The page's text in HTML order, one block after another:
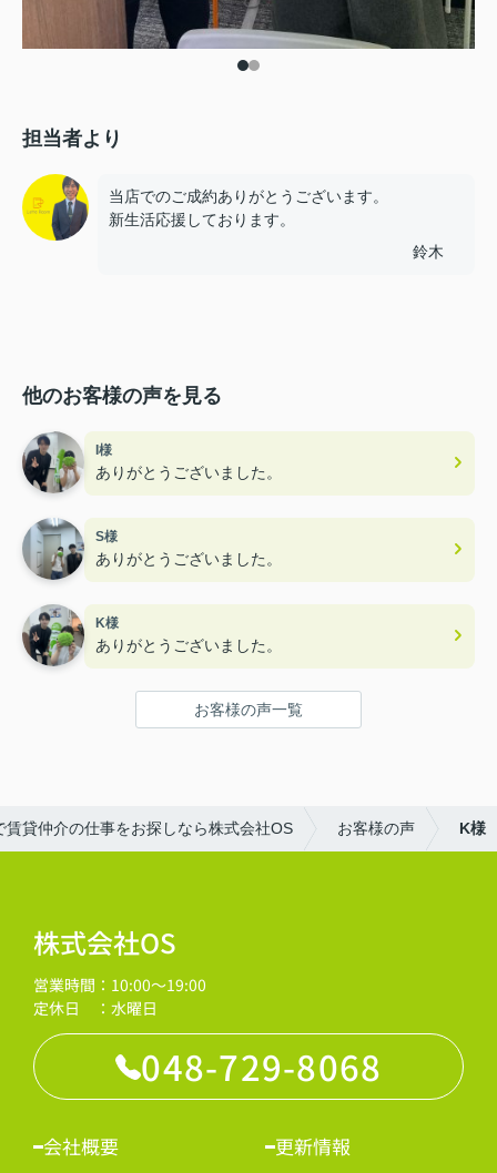
担当者より
当店でのご成約ありがとうございます。
新生活応援しております。
鈴木
他のお客様の声を見る
I様
ありがとうございました。
S様
ありがとうございました。
K様
ありがとうございました。
お客様の声一覧
賃貸仲介の仕事をお探しなら株式会社OS お客様の声 K様
株式会社OS
営業時間：10:00～19:00
定休日 ：水曜日
048-729-8068
会社概要 更新情報